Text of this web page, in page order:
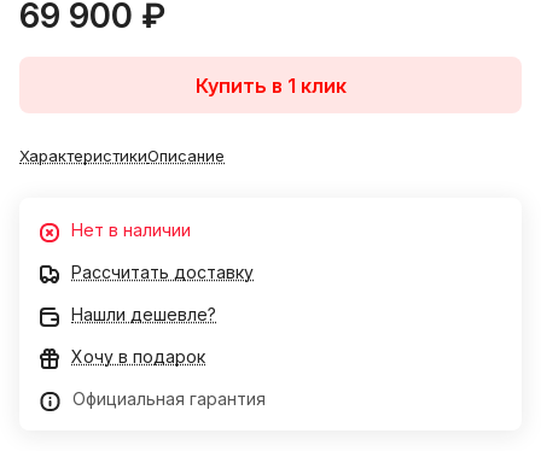
69 900 ₽
Купить в 1 клик
ХарактеристикиОписание
Нет в наличии
Рассчитать доставку
Нашли дешевле?
Хочу в подарок
Официальная гарантия